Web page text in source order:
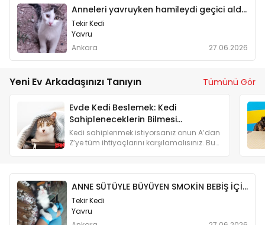
Anneleri yavruyken hamileydi geçici aldim
Tekir Kedi
Yavru
Ankara
27.06.2026
Yeni Ev Arkadaşınızı Tanıyın Tümünü Gör
Evde Kedi Beslemek: Kedi
Sahipleneceklerin Bilmesi
Gerekenler
Kedi sahiplenmek istiyorsanız onun A’dan
Z’ye tüm ihtiyaçlarını karşılamalısınız. Bu
ANNE SÜTÜYLE BÜYÜYEN SMOKİN BEBİŞ İÇİN YUVA ARIYORUZ
Tekir Kedi
Yavru